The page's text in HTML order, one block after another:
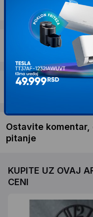
Dostava i povrat
Garancija
Recenzije kupaca
Ostavite
pitanje
KUPITE UZ OVAJ
CENI